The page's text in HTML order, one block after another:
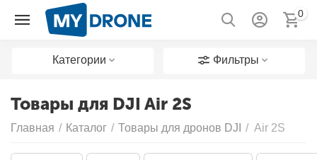
0
Категории Фильтры
Товары для DJI Air 2S
Главная / Каталог / Товары для дронов DJI / Air 2S